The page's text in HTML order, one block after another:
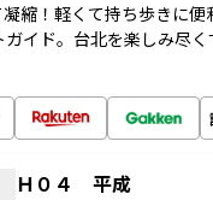
縮！軽くて持ち歩きに
イド。台北を楽しみ尽
Ｈ０４ 平成